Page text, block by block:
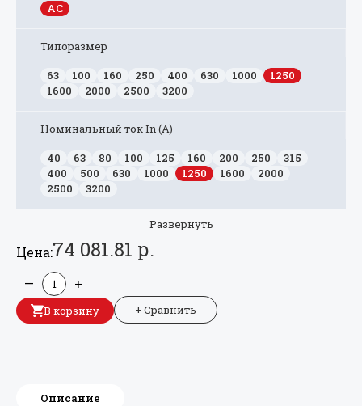
Развернуть
AC
Типоразмер
63
100 160 250 400 630 1000
1250
1600
2000 2500 3200
Номинальный ток In (А)
40
63 80 100 125 160 200 250
315
400
500 630 1000 1250 1600
2000
2500
3200
Цена:74 081.81 р.
— +
В корзину + Сравнить
Описание